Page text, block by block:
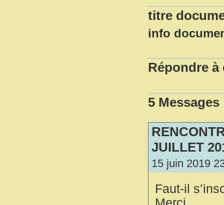
titre
info
Répondre à
5 Messages
JUILLET
15 juin 2019
Faut-il